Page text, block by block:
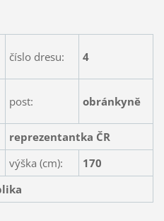
číslo dresu: 4
post: obránkyně
reprezentantka ČR
výška (cm):
170